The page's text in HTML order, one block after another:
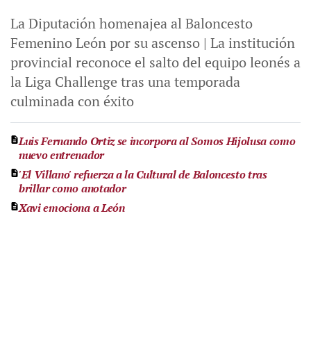
La Diputación homenajea al Baloncesto
Femenino León por su ascenso | La institución
provincial reconoce el salto del equipo leonés a
la Liga Challenge tras una temporada
culminada con éxito
Luis Fernando Ortiz se incorpora al Somos Hijolusa como
nuevo entrenador
'El Villano' refuerza a la Cultural de Baloncesto tras
brillar como anotador
Xavi emociona a León